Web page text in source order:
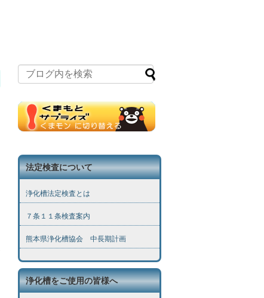
法定検査について
浄化槽法定検査とは
７条１１条検査案内
熊本県浄化槽協会 中長期計画
浄化槽をご使用の皆様へ